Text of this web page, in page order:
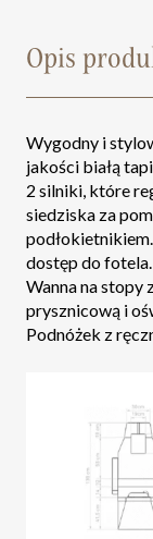
Opis
Wygodny i
jakości białą
2 silniki, które
siedziska za
dostęp do fotela.
Wanna na stopy
prysznicową i
Podnóżek z